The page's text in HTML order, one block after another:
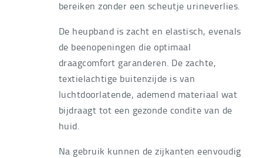
bereiken zonder een scheutje urineverlies.
De heupband is zacht en elastisch, evenals
de beenopeningen die optimaal
draagcomfort garanderen. De zachte,
textielachtige buitenzijde is van
luchtdoorlatende, ademend materiaal wat
bijdraagt tot een gezonde condite van de
huid.
Na gebruik kunnen de zijkanten eenvoudig